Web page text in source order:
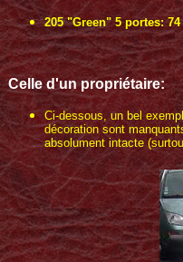
205 "Green" 5 portes: 74
Celle d'un propriétaire:
Ci-dessous, un bel
décoration sont
absolument intacte